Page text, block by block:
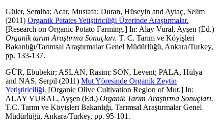
Güler, Semiha; Acar, Mustafa; Duran, Hüseyin and Aytaç, Selim
(2011) Organik Patates Yetiştiriciliği Üzerinde Araştırmalar.
[Research on Organic Potato Farming.] In: Alay Vural, Ayşen (Ed.)
Organik tarım Araştırma Sonuçları. T. C. Tarım ve Köyişleri
Bakanlığı/Tarımsal Araştırmalar Genel Müdürlüğü, Ankara/Turkey,
pp. 133-137.
GÜR, Ebubekir; ASLAN, Rasim; SON, Levent; PALA, Hülya
and NAS, Serpil (2011) Mut Yöresinde Organik Zeytin
Yetiştiriciliği. [Organic Olive Cultivation Region of Mut.] In:
ALAY VURAL, Ayşen (Ed.) Organik Tarım Araştırma Sonuçları.
T.C. Tarım ve Köyişleri Bakanlığı, Tarımsal Araştırmalar Genel
Müdürlüğü, Ankara/Turkey, pp. 95-101.